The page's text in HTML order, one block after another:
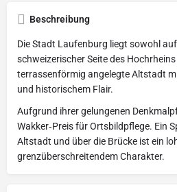
Beschreibung
Die Stadt Laufenburg liegt sowohl
schweizerischer Seite des
terrassenförmig angelegte Altstadt
und historischem Flair.
Aufgrund ihrer gelungenen
Wakker‑Preis für Ortsbildpflege. Ein
Altstadt und über die Brücke ist ein
grenzüberschreitendem Charakter.